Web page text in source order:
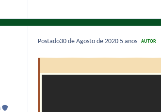
Postado30 de Agosto de 2020 5 anos AUTOR